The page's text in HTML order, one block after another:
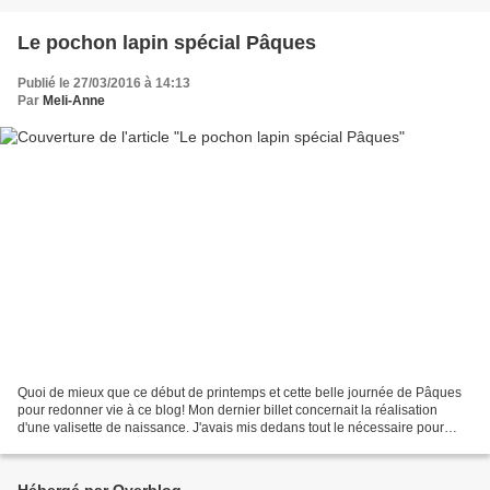
Le pochon lapin spécial Pâques
Publié le 27/03/2016 à 14:13
Par Meli-Anne
Quoi de mieux que ce début de printemps et cette belle journée de Pâques
pour redonner vie à ce blog! Mon dernier billet concernait la réalisation
d'une valisette de naissance. J'avais mis dedans tout le nécessaire pour